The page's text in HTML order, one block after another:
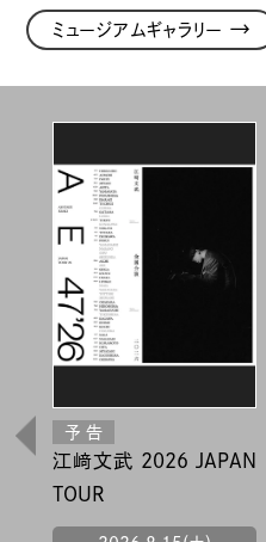
ミュージアムギャラリー →
第31回
ファインド・アイズ京都
現代・文人光画展